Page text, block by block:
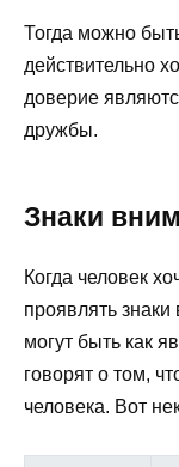
Тогда можно
действительно
доверие
дружбы.
Знаки
Когда человек
проявлять
могут быть как
говорят о том,
человека. Вот